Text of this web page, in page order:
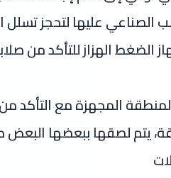
الصناعي عليها لتحجز تسلل
الهزاز للتأكد من
المجهزة مع التأكد
يتم لصقها ببعضها البعض